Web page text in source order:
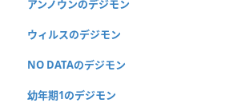
アンノウンのデジモン
ウィルスのデジモン
NO DATAのデジモン
幼年期1のデジモン